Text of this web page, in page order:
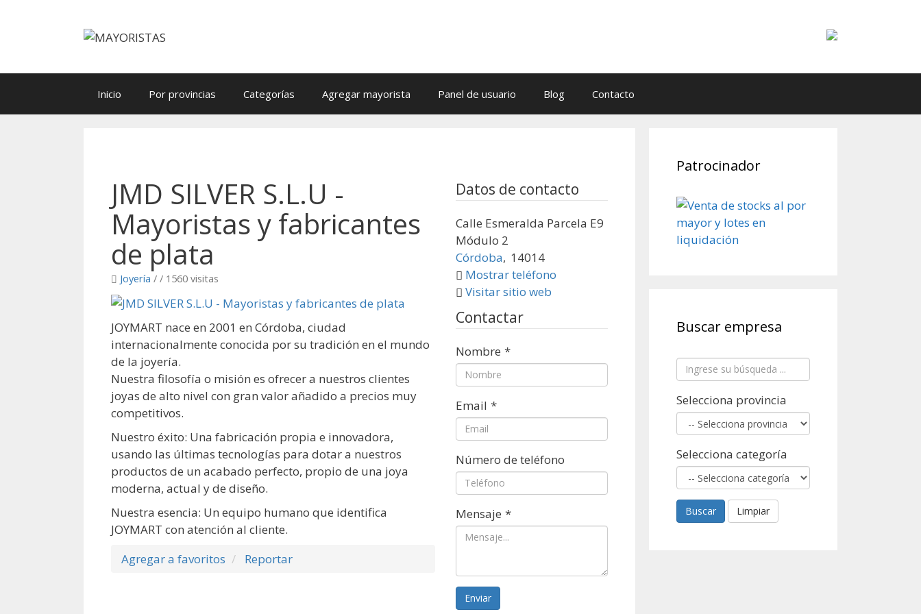
Inicio Por provincias Categorías Agregar mayorista Panel de usuario Blog Contacto
JMD SILVER S.L.U -
Mayoristas y fabricantes
de plata
Joyería / / 1560 visitas
JOYMART nace en 2001 en Córdoba, ciudad
internacionalmente conocida por su tradición en el mundo
de la joyería.
Nuestra filosofía o misión es ofrecer a nuestros clientes
joyas de alto nivel con gran valor añadido a precios muy
competitivos.
Nuestro éxito: Una fabricación propia e innovadora,
usando las últimas tecnologías para dotar a nuestros
productos de un acabado perfecto, propio de una joya
moderna, actual y de diseño.
Nuestra esencia: Un equipo humano que identifica
JOYMART con atención al cliente.
Agregar a favoritos
Reportar
Datos de contacto
Calle Esmeralda Parcela E9
Módulo 2
Córdoba, 14014
Mostrar teléfono
Visitar sitio web
Contactar
Nombre *
Email *
Número de teléfono
Mensaje *
Enviar
Patrocinador
Buscar empresa
Selecciona provincia
Selecciona categoría
Buscar Limpiar